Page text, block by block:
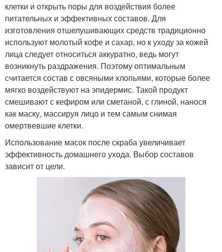
клетки и открыть поры для воздействия более
питательных и эффективных составов. Для
изготовления отшелушивающих средств традиционно
используют молотый кофе и сахар, но к уходу за кожей
лица следует относиться аккуратно, ведь могут
возникнуть раздражения. Поэтому оптимальным
считается состав с овсяными хлопьями, которые более
мягко воздействуют на эпидермис. Такой продукт
смешивают с кефиром или сметаной, с глиной, нанося
как маску, массируя лицо и тем самым снимая
омертвевшие клетки.
Использование масок после скраба увеличивает
эффективность домашнего ухода. Выбор составов
зависит от цели.